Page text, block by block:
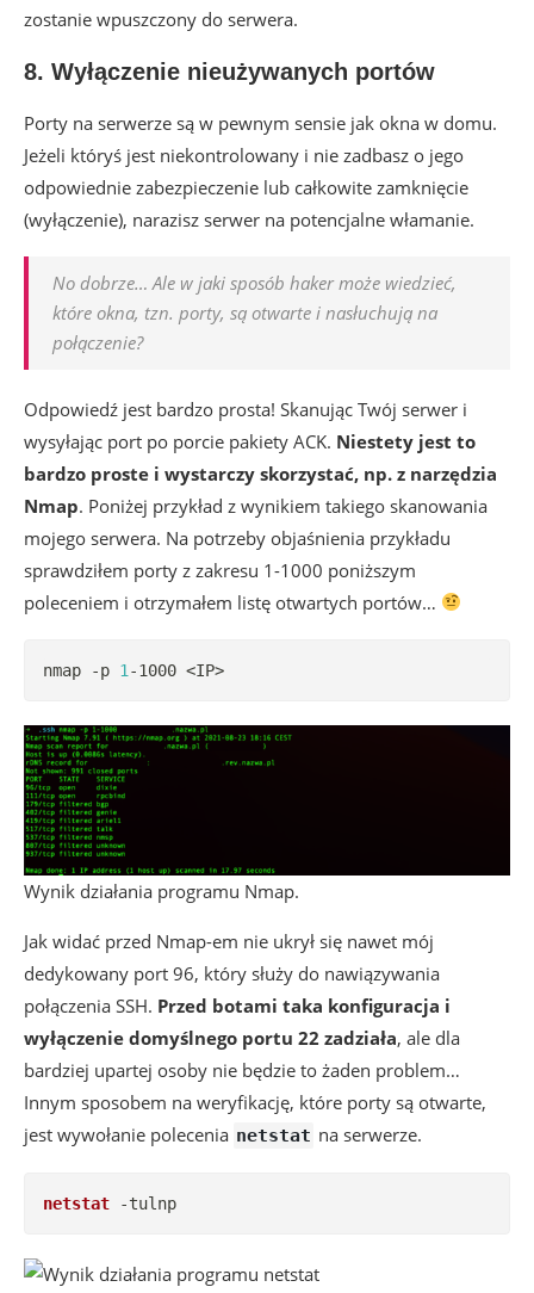
zostanie wpuszczony do serwera.
8. Wyłączenie nieużywanych portów
Porty na serwerze są w pewnym sensie jak okna w domu.
Jeżeli któryś jest niekontrolowany i nie zadbasz o jego
odpowiednie zabezpieczenie lub całkowite zamknięcie
(wyłączenie), narazisz serwer na potencjalne włamanie.
No dobrze… Ale w jaki sposób haker może wiedzieć,
które okna, tzn. porty, są otwarte i nasłuchują na
połączenie?
Odpowiedź jest bardzo prosta! Skanując Twój serwer i
wysyłając port po porcie pakiety ACK. Niestety jest to
bardzo proste i wystarczy skorzystać, np. z narzędzia
Nmap. Poniżej przykład z wynikiem takiego skanowania
mojego serwera. Na potrzeby objaśnienia przykładu
sprawdziłem porty z zakresu 1-1000 poniższym
poleceniem i otrzymałem listę otwartych portów…
nmap -p 1 -1000 <IP>
Wynik działania programu Nmap.
Jak widać przed Nmap-em nie ukrył się nawet mój
dedykowany port 96, który służy do nawiązywania
połączenia SSH. Przed botami taka konfiguracja i
wyłączenie domyślnego portu 22 zadziała, ale dla
bardziej upartej osoby nie będzie to żaden problem…
Innym sposobem na weryfikację, które porty są otwarte,
jest wywołanie polecenia netstat na serwerze.
netstat -tulnp